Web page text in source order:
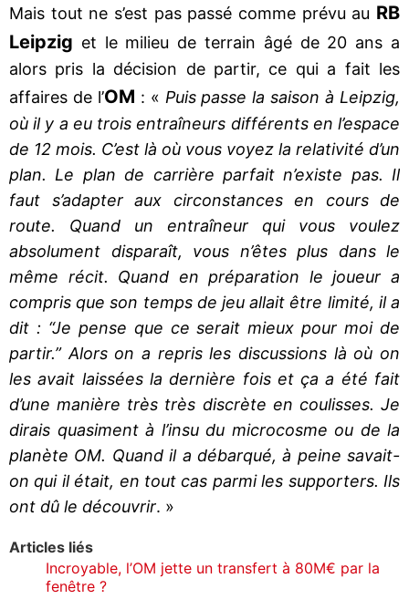
Mais tout ne s’est pas passé comme prévu au RB
Leipzig et le milieu de terrain âgé de 20 ans a
alors pris la décision de partir, ce qui a fait les
affaires de l’OM : « Puis passe la saison à Leipzig,
où il y a eu trois entraîneurs différents en l’espace
de 12 mois. C’est là où vous voyez la relativité d’un
plan. Le plan de carrière parfait n’existe pas. Il
faut s’adapter aux circonstances en cours de
route. Quand un entraîneur qui vous voulez
absolument disparaît, vous n’êtes plus dans le
même récit. Quand en préparation le joueur a
compris que son temps de jeu allait être limité, il a
dit : “Je pense que ce serait mieux pour moi de
partir.” Alors on a repris les discussions là où on
les avait laissées la dernière fois et ça a été fait
d’une manière très très discrète en coulisses. Je
dirais quasiment à l’insu du microcosme ou de la
planète OM. Quand il a débarqué, à peine savait-
on qui il était, en tout cas parmi les supporters. Ils
ont dû le découvrir. »
Articles liés
Incroyable, l’OM jette un transfert à 80M€ par la
fenêtre ?